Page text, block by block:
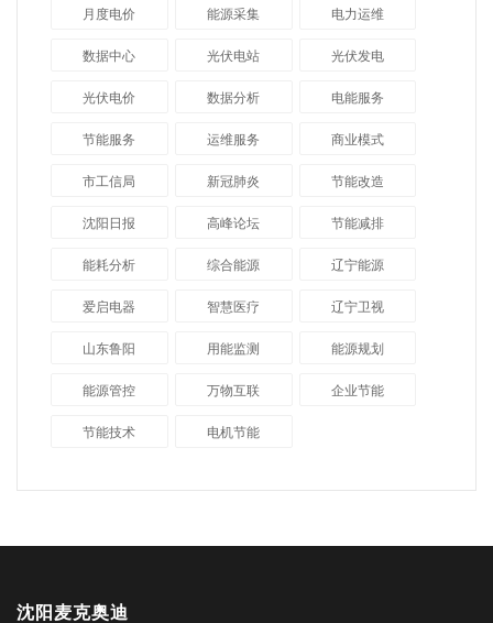
月度电价 能源采集 电力运维
数据中心 光伏电站 光伏发电
光伏电价 数据分析 电能服务
节能服务 运维服务 商业模式
市工信局 新冠肺炎 节能改造
沈阳日报 高峰论坛 节能减排
能耗分析 综合能源 辽宁能源
爱启电器 智慧医疗 辽宁卫视
山东鲁阳 用能监测 能源规划
能源管控 万物互联 企业节能
节能技术 电机节能
沈阳麦克奥迪